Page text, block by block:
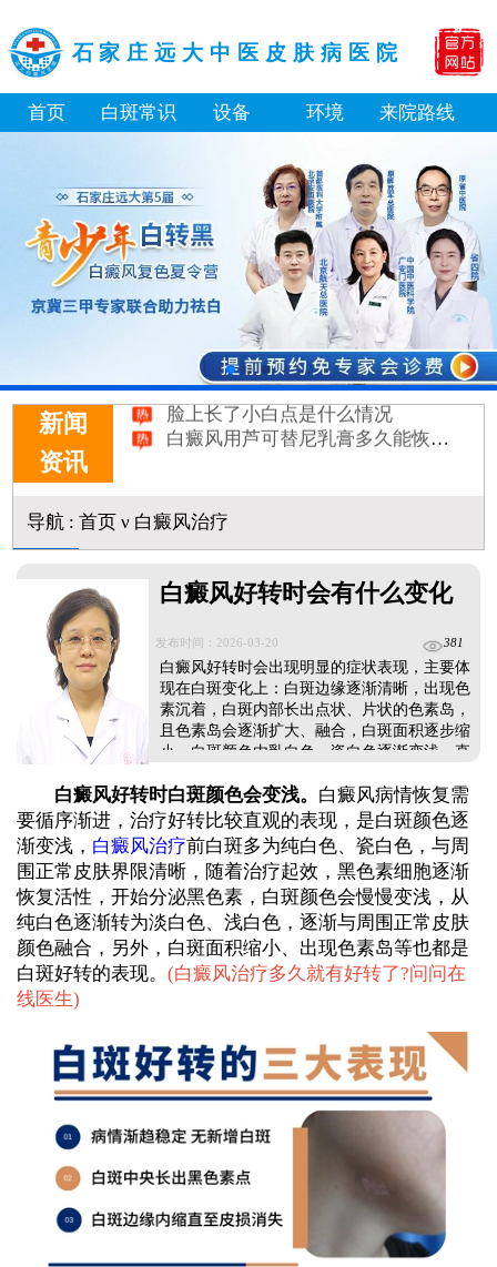
石家庄远大中医皮肤病医院
首页 白斑常识 设备 环境 来院路线
新闻
资讯
补骨脂泡酒真能治白癜风吗 有没有副作用
伍德灯下白斑比肉眼看到的更大正常吗
儿童下巴长小白点是什么原因
芦可替尼和他克莫司哪个治白癜风好
皮肤ct检测白斑对治疗有什么作用
白斑摸着光滑边界清晰有可能是哪种皮肤病
白癜风长期用激素药膏会有副作用吗
伍德灯结果显示亮白色荧光代表什么意思
脸上长了小白点是什么情况
白癜风用芦可替尼乳膏多久能恢复正常色
导航: 首页ν 白癜风治疗
白癜风好转时会有什么变化
发布时间：2026-03-20 381
白癜风好转时会出现明显的症状表现，主要体
现在白斑变化上：白斑边缘逐渐清晰，出现色
素沉着，白斑内部长出点状、片状的色素岛，
且色素岛会逐渐扩大、融合，白斑面积逐步缩
小，白斑颜色由乳白色、瓷白色逐渐变浅，直
信号，需及时关注。出现好转症状后，切勿随
意中断治疗，坚持规范治疗是巩固疗效的关
键，避免病情反复。治疗需遵循科学对症原
则，不可盲目相信偏方、特效药，应在经验丰
富医生指导下调整方案。...
白癜风好转时白斑颜色会变浅。 白癜风病情恢复需
要循序渐进，治疗好转比较直观的表现，是白斑颜色逐
渐变浅， 白癜风治疗前白斑多为纯白色、瓷白色，与周
围正常皮肤界限清晰，随着治疗起效，黑色素细胞逐渐
恢复活性，开始分泌黑色素，白斑颜色会慢慢变浅，从
纯白色逐渐转为淡白色、浅白色，逐渐与周围正常皮肤
颜色融合，另外，白斑面积缩小、出现色素岛等也都是
白斑好转的表现。 (白癜风治疗多久就有好转了?问问在
线医生)